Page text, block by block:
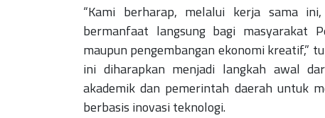
“Kami berharap, melalui kerja sama
bermanfaat langsung bagi masyarakat
maupun pengembangan ekonomi kreatif,”
ini diharapkan menjadi langkah awal
akademik dan pemerintah daerah untuk
berbasis inovasi teknologi.